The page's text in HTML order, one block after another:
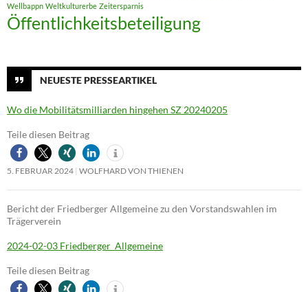
Wellbappn Weltkulturerbe Zeitersparnis
Öffentlichkeitsbeteiligung
NEUESTE PRESSEARTIKEL
Wo die Mobilitätsmilliarden hingehen SZ 20240205
Teile diesen Beitrag
5. FEBRUAR 2024 WOLFHARD VON THIENEN
Bericht der Friedberger Allgemeine zu den Vorstandswahlen im
Trägerverein
2024-02-03 Friedberger_Allgemeine
Teile diesen Beitrag